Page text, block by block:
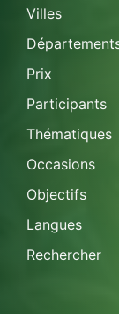
Villes
Prix
Participants
Thématiques
Occasions
Objectifs
Langues
Rechercher